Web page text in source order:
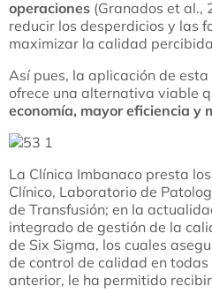
operaciones (Granados et al.,
reducir los desperdicios y las
maximizar la calidad
Así pues, la aplicación de
ofrece una alternativa viable
economía, mayor eficiencia y
La Clínica Imbanaco presta
Clínico, Laboratorio de
de Transfusión; en la
integrado de gestión de la
de Six Sigma, los cuales
de control de calidad en
anterior, le ha permitido